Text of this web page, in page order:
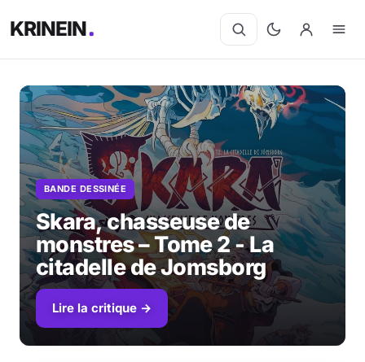
KRINEIN
BANDE DESSINÉE
Skara, chasseuse de
monstres – Tome 2 - La
citadelle de Jomsborg
Lire la critique →